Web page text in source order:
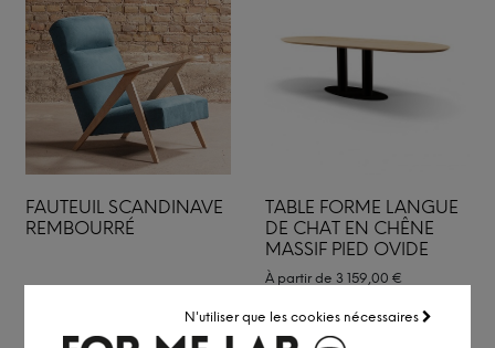
N'utiliser que les cookies nécessaires
FAUTEUIL SCANDINAVE
REMBOURRÉ
TABLE FORME LANGUE
DE CHAT EN CHÊNE
MASSIF PIED OVIDE
À partir de 3 159,00 €